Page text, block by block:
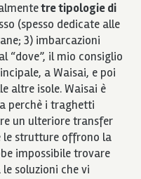
tre tipologie di
(spesso dedicate alle
3) imbarcazioni
“dove”, il mio consiglio
a Waisai, e poi
altre isole. Waisai è
perchè i traghetti
un ulteriore transfer
le strutture offrono la
impossibile trovare
soluzioni che vi